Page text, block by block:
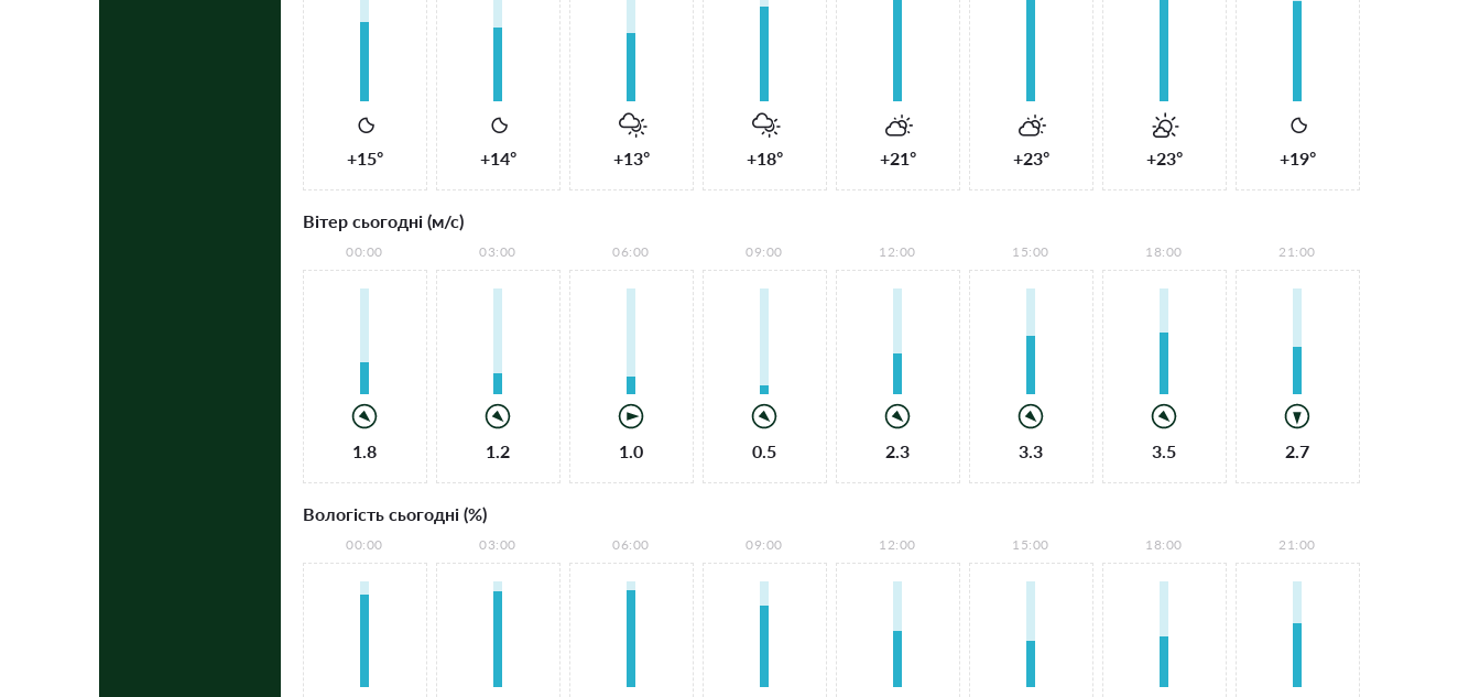
+15° +14° +13° +18° +21° +23° +23° +19°
Вітер сьогодні (м/с)
00:00
1.8
03:00
1.2
06:00
1.0
09:00
0.5
12:00
2.3
15:00
3.3
18:00
3.5
21:00
2.7
Вологість сьогодні (%)
00:00 03:00 06:00 09:00 12:00 15:00 18:00 21:00